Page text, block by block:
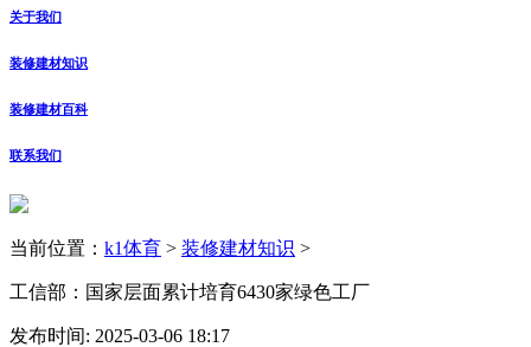
关于我们
装修建材知识
装修建材百科
联系我们
当前位置： k1体育 > 装修建材知识 >
工信部：国家层面累计培育6430家绿色工厂
发布时间: 2025-03-06 18:17